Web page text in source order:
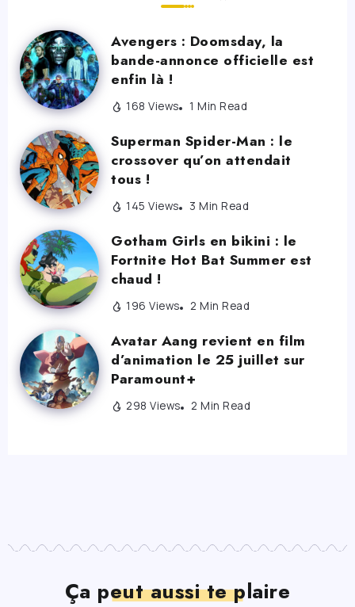
Avengers : Doomsday, la
bande-annonce officielle est
enfin là !
168 Views 1 Min Read
Superman Spider-Man : le
crossover qu’on attendait
tous !
145 Views 3 Min Read
Gotham Girls en bikini : le
Fortnite Hot Bat Summer est
chaud !
196 Views 2 Min Read
Avatar Aang revient en film
d’animation le 25 juillet sur
Paramount+
298 Views 2 Min Read
Ça peut aussi te plaire